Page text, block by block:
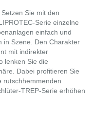
Sie mit den
Serie einzelne
einfach und
in Szene. Den Charakter
mit indirekter
lenken Sie die
Dabei profitieren Sie
rutschhemmenden
TREP-Serie erhöhen